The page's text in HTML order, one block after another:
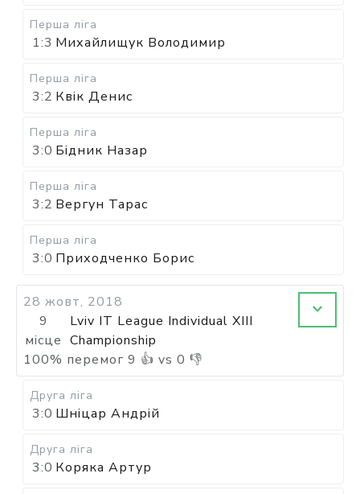
Перша ліга
1:3 Михайлищук Володимир
Перша ліга
3:2 Квік Денис
Перша ліга
3:0 Бідник Назар
Перша ліга
3:2 Вергун Тарас
Перша ліга
3:0 Приходченко Борис
28 жовт, 2018
9
місце
Lviv IT League Individual XIII
Championship
100% перемог 9 👍 vs 0 👎
Друга ліга
3:0 Шніцар Андрій
Друга ліга
3:0 Коряка Артур